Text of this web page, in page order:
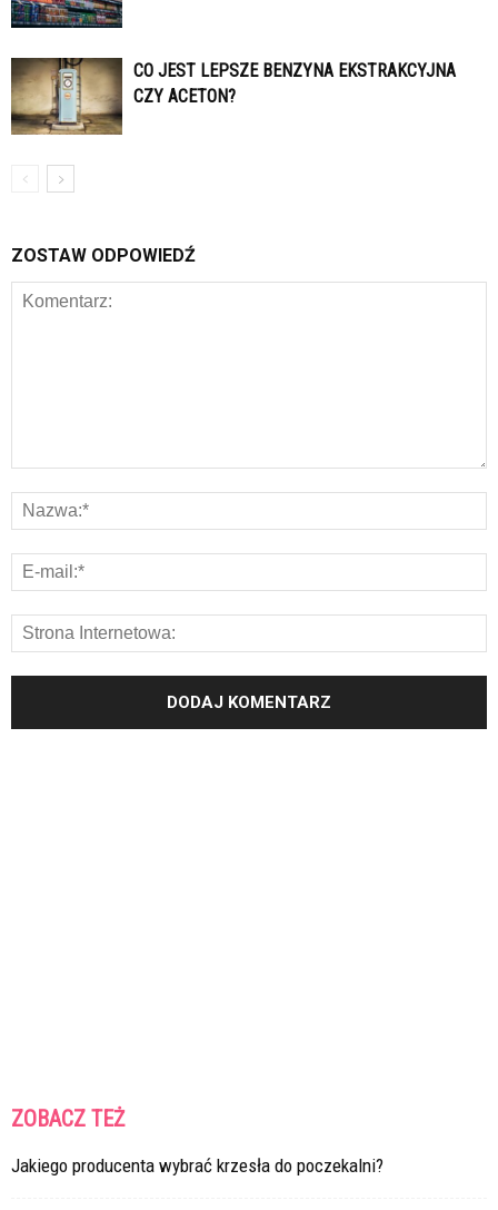
CO JEST LEPSZE BENZYNA EKSTRAKCYJNA
CZY ACETON?
ZOSTAW ODPOWIEDŹ
ZOBACZ TEŻ
Jakiego producenta wybrać krzesła do poczekalni?